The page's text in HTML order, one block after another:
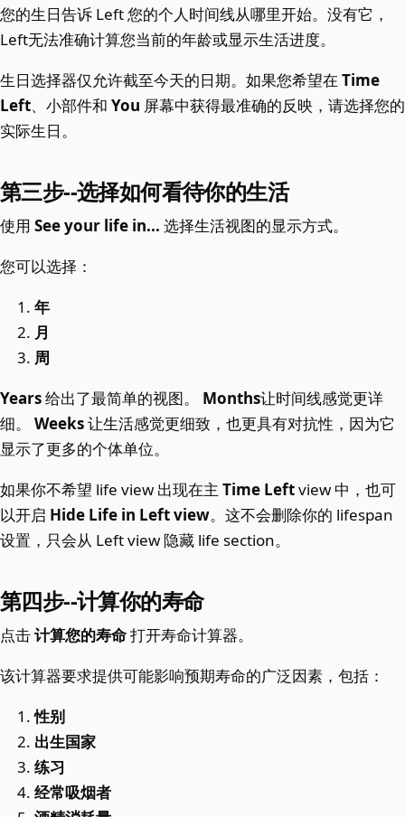
您的生日告诉 Left 您的个人时间线从哪里开始。没有它，
Left无法准确计算您当前的年龄或显示生活进度。
生日选择器仅允许截至今天的日期。如果您希望在 Time
Left、小部件和 You 屏幕中获得最准确的反映，请选择您的
实际生日。
第三步--选择如何看待你的生活
使用 See your life in... 选择生活视图的显示方式。
您可以选择：
年
月
周
Years给出了最简单的视图。 Months让时间线感觉更详
细。 Weeks让生活感觉更细致，也更具有对抗性，因为它
显示了更多的个体单位。
如果你不希望 life view 出现在主 Time Leftview 中，也可
以开启 Hide Life in Left view。这不会删除你的 lifespan
设置，只会从 Left view 隐藏 life section。
第四步--计算你的寿命
点击计算您的寿命打开寿命计算器。
该计算器要求提供可能影响预期寿命的广泛因素，包括：
性别
出生国家
练习
经常吸烟者